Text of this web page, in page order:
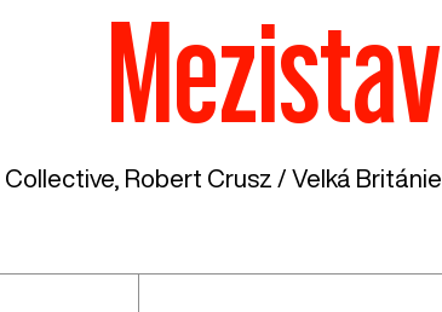
Mezistav
Robert Crusz / Velká Británie